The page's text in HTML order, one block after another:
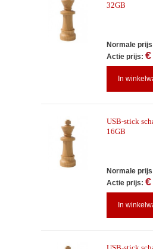
32GB
Normale
Actie prijs:
In
USB-stick
16GB
Normale
Actie prijs:
In